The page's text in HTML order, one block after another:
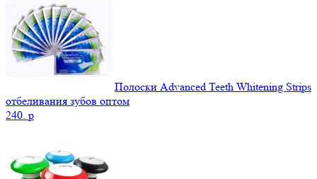
Полоски Advanced Teeth Whitening Strips
отбеливания зубов оптом
240. p